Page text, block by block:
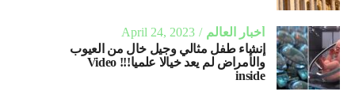
أخبار العالم
April 24, 2023
إنشاء طفل مثالي وجيل خال من العيوب
والأمراض لم يعد خيالا علميا!!! Video
inside